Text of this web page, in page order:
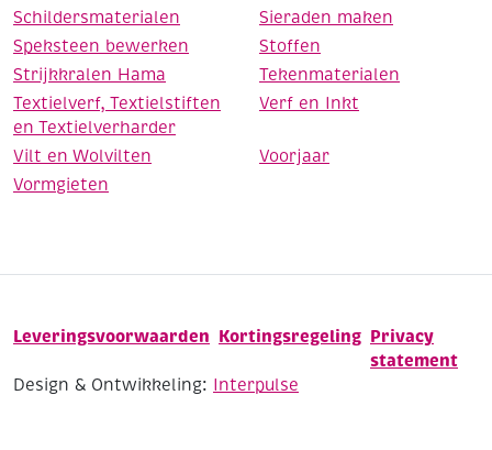
Schildersmaterialen
Sieraden maken
Speksteen bewerken
Stoffen
Strijkkralen Hama
Tekenmaterialen
Textielverf, Textielstiften
en Textielverharder
Verf en Inkt
Vilt en Wolvilten
Voorjaar
Vormgieten
Leveringsvoorwaarden Kortingsregeling Privacy
statement
Design & Ontwikkeling: Interpulse